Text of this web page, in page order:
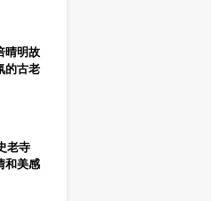
晴明故
的古老
老寺
和美感